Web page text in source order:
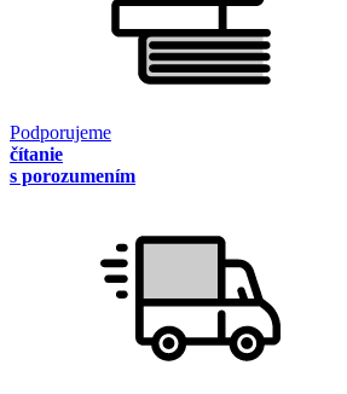
Podporujeme
čítanie
s porozumením